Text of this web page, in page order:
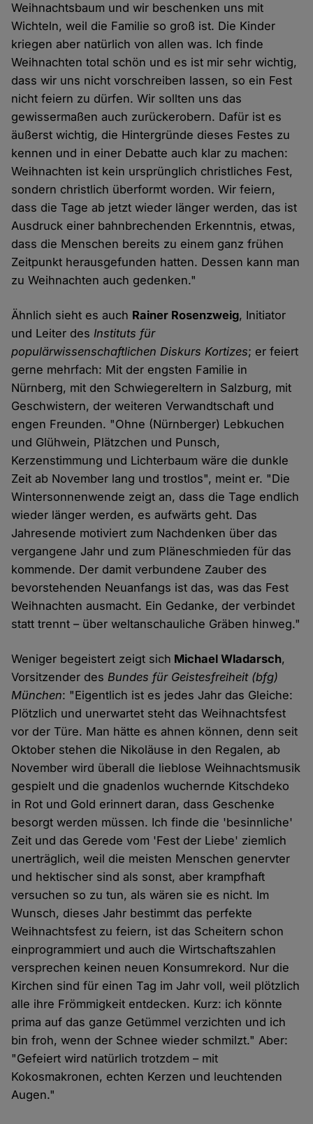
Weihnachtsbaum und wir beschenken uns mit
Wichteln, weil die Familie so groß ist. Die Kinder
kriegen aber natürlich von allen was. Ich finde
Weihnachten total schön und es ist mir sehr wichtig,
dass wir uns nicht vorschreiben lassen, so ein Fest
nicht feiern zu dürfen. Wir sollten uns das
gewissermaßen auch zurückerobern. Dafür ist es
äußerst wichtig, die Hintergründe dieses Festes zu
kennen und in einer Debatte auch klar zu machen:
Weihnachten ist kein ursprünglich christliches Fest,
sondern christlich überformt worden. Wir feiern,
dass die Tage ab jetzt wieder länger werden, das ist
Ausdruck einer bahnbrechenden Erkenntnis, etwas,
dass die Menschen bereits zu einem ganz frühen
Zeitpunkt herausgefunden hatten. Dessen kann man
zu Weihnachten auch gedenken."
Ähnlich sieht es auch Rainer Rosenzweig, Initiator
und Leiter desInstituts für
populärwissenschaftlichen Diskurs Kortizes; er feiert
gerne mehrfach: Mit der engsten Familie in
Nürnberg, mit den Schwiegereltern in Salzburg, mit
Geschwistern, der weiteren Verwandtschaft und
engen Freunden. "Ohne (Nürnberger) Lebkuchen
und Glühwein, Plätzchen und Punsch,
Kerzenstimmung und Lichterbaum wäre die dunkle
Zeit ab November lang und trostlos", meint er. "Die
Wintersonnenwende zeigt an, dass die Tage endlich
wieder länger werden, es aufwärts geht. Das
Jahresende motiviert zum Nachdenken über das
vergangene Jahr und zum Pläneschmieden für das
kommende. Der damit verbundene Zauber des
bevorstehenden Neuanfangs ist das, was das Fest
Weihnachten ausmacht. Ein Gedanke, der verbindet
statt trennt – über weltanschauliche Gräben hinweg."
Weniger begeistert zeigt sich Michael Wladarsch,
Vorsitzender desBundes für Geistesfreiheit (bfg)
München: "Eigentlich ist es jedes Jahr das Gleiche:
Plötzlich und unerwartet steht das Weihnachtsfest
vor der Türe. Man hätte es ahnen können, denn seit
Oktober stehen die Nikoläuse in den Regalen, ab
November wird überall die lieblose Weihnachtsmusik
gespielt und die gnadenlos wuchernde Kitschdeko
in Rot und Gold erinnert daran, dass Geschenke
besorgt werden müssen. Ich finde die 'besinnliche'
Zeit und das Gerede vom 'Fest der Liebe' ziemlich
unerträglich, weil die meisten Menschen genervter
und hektischer sind als sonst, aber krampfhaft
versuchen so zu tun, als wären sie es nicht. Im
Wunsch, dieses Jahr bestimmt das perfekte
Weihnachtsfest zu feiern, ist das Scheitern schon
einprogrammiert und auch die Wirtschaftszahlen
versprechen keinen neuen Konsumrekord. Nur die
Kirchen sind für einen Tag im Jahr voll, weil plötzlich
alle ihre Frömmigkeit entdecken. Kurz: ich könnte
prima auf das ganze Getümmel verzichten und ich
bin froh, wenn der Schnee wieder schmilzt." Aber:
"Gefeiert wird natürlich trotzdem – mit
Kokosmakronen, echten Kerzen und leuchtenden
Augen."